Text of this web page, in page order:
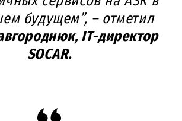
будущем”, – отметил
IT-директор
SOCAR.